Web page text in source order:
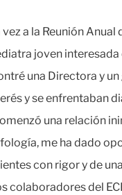
a la Reunión
joven
una Directora y
y se enfrentaban
una relación
me ha dado
con rigor y de
del